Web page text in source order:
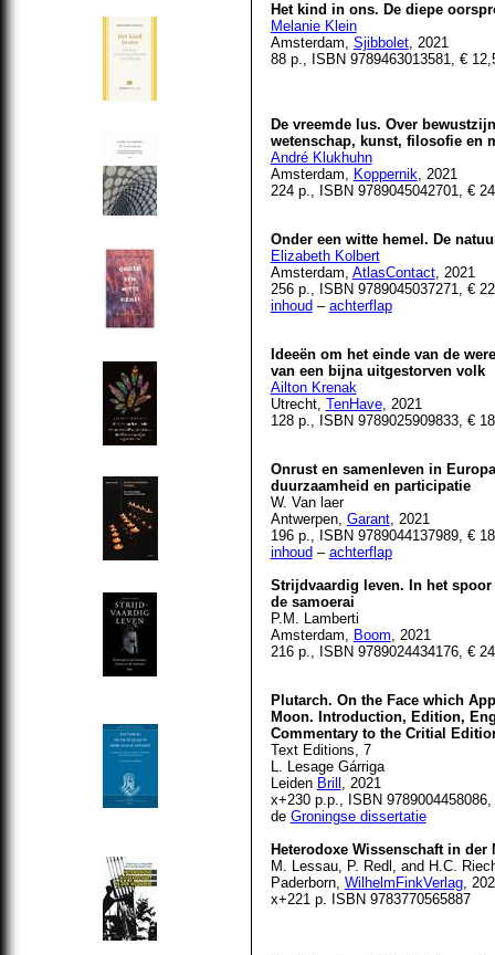
Het kind in ons. De diepe
Melanie Klein
Amsterdam, Sjibbolet, 2021
88 p., ISBN 9789463013581, €
De vreemde lus. Over
wetenschap, kunst, filosofie en
André Klukhuhn
Amsterdam, Koppernik, 2021
224 p., ISBN 9789045042701, €
Onder een witte hemel. De
Elizabeth Kolbert
Amsterdam, AtlasContact, 2021
256 p., ISBN 9789045037271, €
inhoud – achterflap
Ideeën om het einde van de
van een bijna uitgestorven volk
Ailton Krenak
Utrecht, TenHave, 2021
128 p., ISBN 9789025909833, €
Onrust en samenleven in
duurzaamheid en participatie
W. Van laer
Antwerpen, Garant, 2021
196 p., ISBN 9789044137989, €
inhoud – achterflap
Strijdvaardig leven. In het spoor
de samoerai
P.M. Lamberti
Amsterdam, Boom, 2021
216 p., ISBN 9789024434176, €
Plutarch. On the Face which
Moon. Introduction, Edition,
Commentary to the Critial
Text Editions, 7
L. Lesage Gárriga
Leiden Brill , 2021
x+230 p.p., ISBN
de Groningse dissertatie
Heterodoxe Wissenschaft in der
M. Lessau, P. Redl, and H.C.
Paderborn, WilhelmFinkVerlag,
x+221 p. ISBN 9783770565887